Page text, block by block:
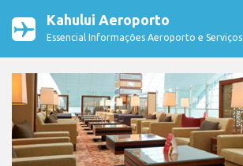
Kahului Aeroporto
Essencial Informações Aeroporto e Serviços